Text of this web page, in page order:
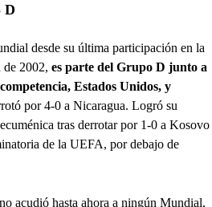
D
desde su última participación en la
de 2002, es parte del Grupo D junto a
Estados Unidos, y
por 4-0 a Nicaragua. Logró su
tras derrotar por 1-0 a Kosovo
de la UEFA, por debajo de
acudió hasta ahora a ningún Mundial,